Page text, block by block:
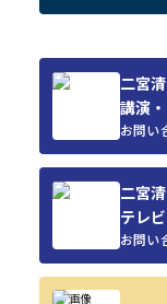
二宮
講演
お問い
二宮
テレ
お問い